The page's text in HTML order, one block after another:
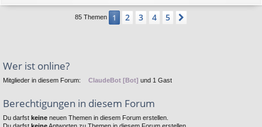
85 Themen 1 2 3 4 5
Wer ist online?
Mitglieder in diesem Forum: ClaudeBot [Bot] und 1 Gast
Berechtigungen in diesem Forum
Du darfst keine neuen Themen in diesem Forum erstellen.